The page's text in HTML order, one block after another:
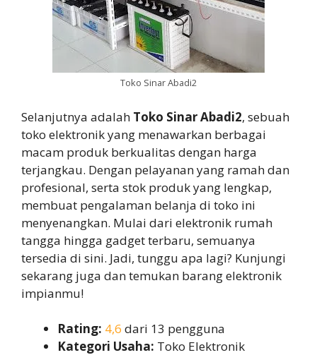
Toko Sinar Abadi2
Selanjutnya adalah Toko Sinar Abadi2, sebuah
toko elektronik yang menawarkan berbagai
macam produk berkualitas dengan harga
terjangkau. Dengan pelayanan yang ramah dan
profesional, serta stok produk yang lengkap,
membuat pengalaman belanja di toko ini
menyenangkan. Mulai dari elektronik rumah
tangga hingga gadget terbaru, semuanya
tersedia di sini. Jadi, tunggu apa lagi? Kunjungi
sekarang juga dan temukan barang elektronik
impianmu!
Rating: 4,6 dari 13 pengguna
Kategori Usaha: Toko Elektronik